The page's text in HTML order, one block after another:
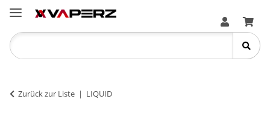
Zurück zur Liste LIQUID